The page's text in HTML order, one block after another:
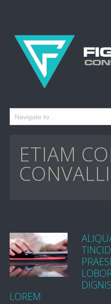
ETIAM
LOREM.